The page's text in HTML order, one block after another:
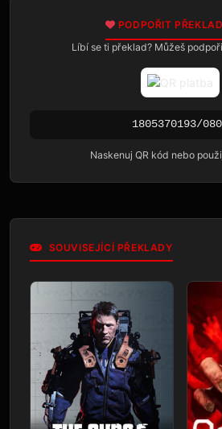
PODPOŘIT
Líbí se ti překlad? Můžeš
1805370193/
Naskenuj QR kód nebo
SOUVISEJÍCÍ PŘEKLADY